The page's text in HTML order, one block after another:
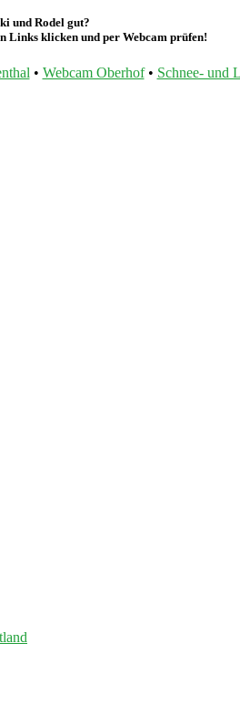
und Rodel gut?
Links klicken und per Webcam prüfen!
• Webcam Oberhof• Schnee- und